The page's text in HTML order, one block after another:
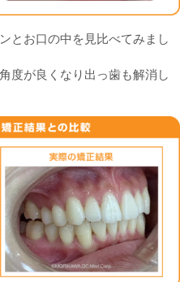
とお口の中を見比べてみまし
度が良くなり出っ歯も解消し